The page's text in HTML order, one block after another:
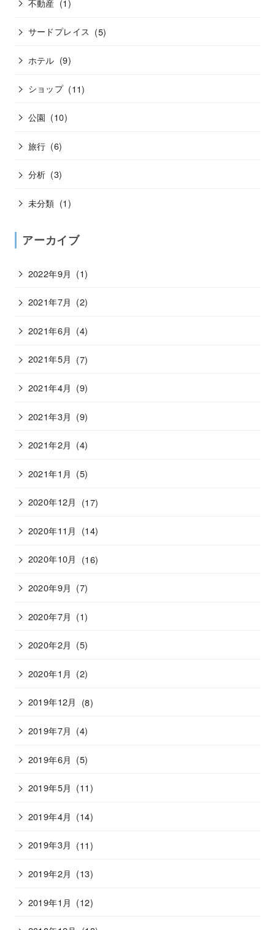
不動産 (1)
サードプレイス (5)
ホテル (9)
ショップ (11)
公園 (10)
旅行 (6)
分析 (3)
未分類 (1)
アーカイブ
2022年9月 (1)
2021年7月 (2)
2021年6月 (4)
2021年5月 (7)
2021年4月 (9)
2021年3月 (9)
2021年2月 (4)
2021年1月 (5)
2020年12月 (17)
2020年11月 (14)
2020年10月 (16)
2020年9月 (7)
2020年7月 (1)
2020年2月 (5)
2020年1月 (2)
2019年12月 (8)
2019年7月 (4)
2019年6月 (5)
2019年5月 (11)
2019年4月 (14)
2019年3月 (11)
2019年2月 (13)
2019年1月 (12)